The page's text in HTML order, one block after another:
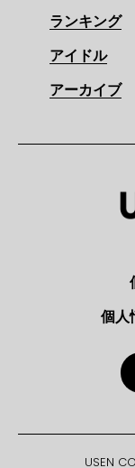
ランキング
アイドル
アーカイブ
個人
USEN